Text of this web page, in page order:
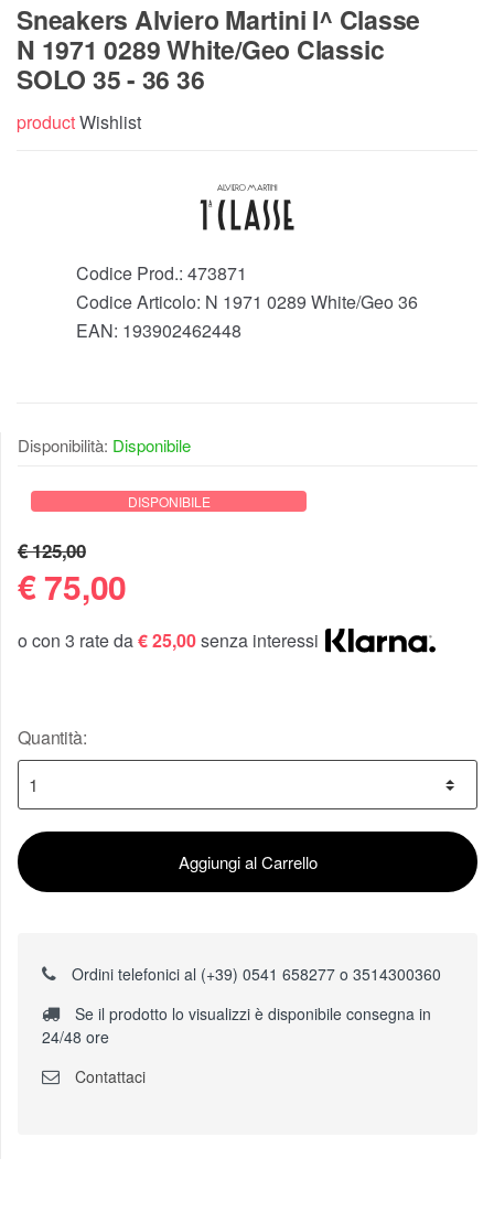
Sneakers Alviero Martini I^ Classe
N 1971 0289 White/Geo Classic
SOLO 35 - 36 36
productWishlist
Codice Prod.: 473871
Codice Articolo: N 1971 0289 White/Geo 36
EAN: 193902462448
Disponibilità: Disponibile
DISPONIBILE
€ 125,00
€75,00
o con 3 rate da€ 25,00senza interessi
Quantità:
Aggiungi al Carrello
Ordini telefonici al (+39) 0541 658277 o 3514300360
Se il prodotto lo visualizzi è disponibile consegna in
24/48 ore
Contattaci